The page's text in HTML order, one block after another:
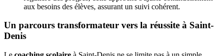
aux besoins des élèves, assurant un suivi cohérent.
Un parcours transformateur vers la réussite à Saint-
Denis